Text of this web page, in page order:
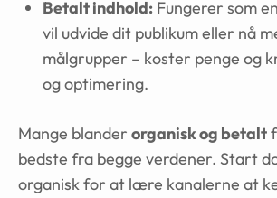
Betalt indhold: Fungerer som
vil udvide dit publikum eller nå
målgrupper – koster penge og
og optimering.
Mange blander organisk og betalt
bedste fra begge verdener. Start
organisk for at lære kanalerne at